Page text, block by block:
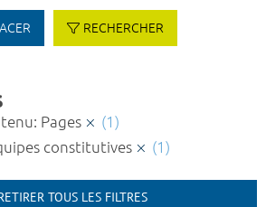
RECHERCHER
Pages
(1)
constitutives
(1)
TOUS LES FILTRES